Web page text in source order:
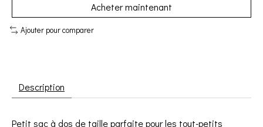
Acheter maintenant
Ajouter pour comparer
Description
Petit sac à dos de taille parfaite pour les tout-petits